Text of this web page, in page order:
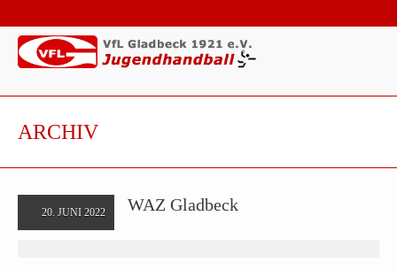
ARCHIV
20. JUNI 2022 WAZ Gladbeck